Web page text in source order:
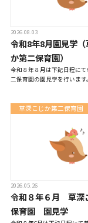
2026.08.03
令和8年8月園見学（
か第二保育園）
令和８年８月は下記日程に
二保育園の園見学を行います
草深こじか第二保育園
2026.05.26
令和８年６月 草深
保育園 園見学